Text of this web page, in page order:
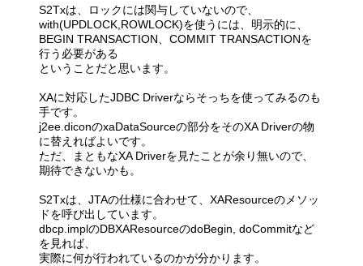
S2Txは、ロックには関与していないので、
with(UPDLOCK,ROWLOCK)を使うには、明示的に、
BEGIN TRANSACTION、COMMIT TRANSACTIONを
行う必要がある
ということだと思います。
XAに対応したJDBC Driverならそっちを使ってみるのも
手です。
j2ee.diconのxaDataSourceの部分をそのXA Driverの物
に替えればよいです。
ただ、まともなXA Driverを見たことが余り無いので、
期待できないかも。
S2Txは、JTAの仕様に合わせて、XAResourceのメソッ
ドを呼び出しています。
dbcp.implのDBXAResourceのdoBegin, doCommitなど
を見れば、
実際に何が行われているのかが分かります。